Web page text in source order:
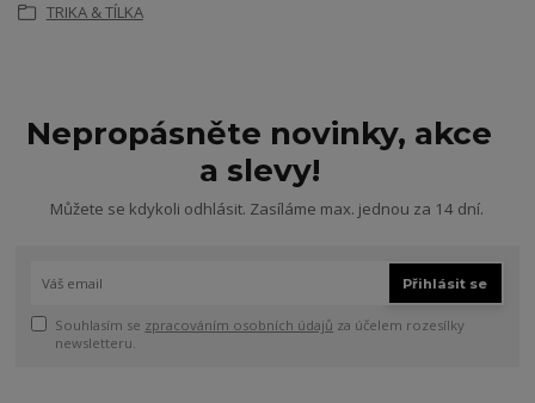
TRIKA & TÍLKA
Nepropásněte novinky, akce
a slevy!
Můžete se kdykoli odhlásit. Zasíláme max. jednou za 14 dní.
Přihlásit se
Souhlasím se zpracováním osobních údajů za účelem rozesílky
newsletteru.